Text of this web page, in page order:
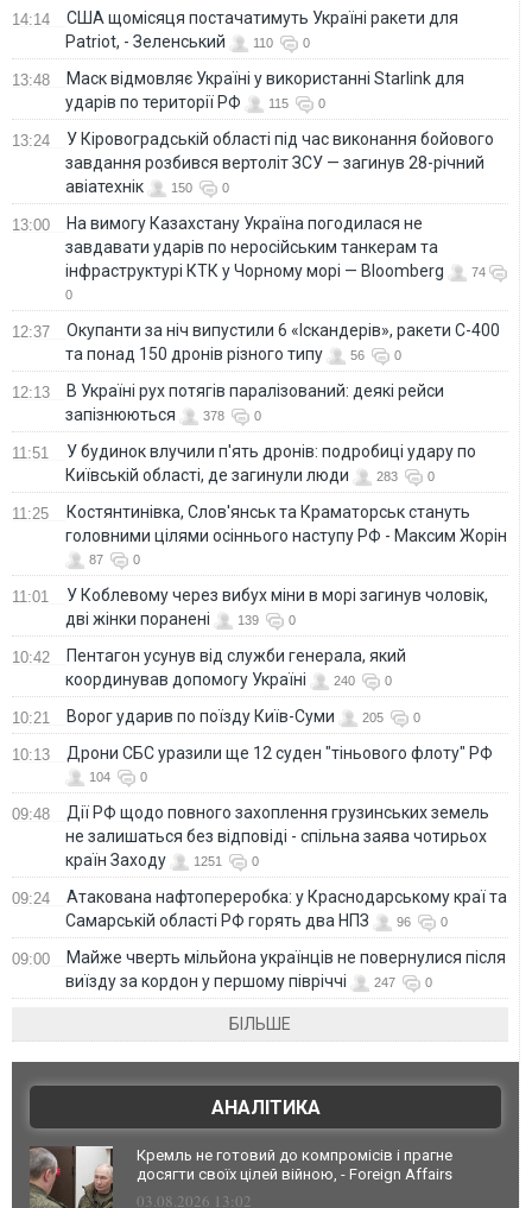
14:14
США щомісяця постачатимуть Україні ракети для
Patriot, - Зеленський
110 0
13:48
Маск відмовляє Україні у використанні Starlink для
ударів по території РФ
115 0
13:24
У Кіровоградській області під час виконання бойового
завдання розбився вертоліт ЗСУ — загинув 28-річний
авіатехнік
150 0
13:00
На вимогу Казахстану Україна погодилася не
завдавати ударів по неросійським танкерам та
інфраструктурі КТК у Чорному морі — Bloomberg
74
0
12:37
Окупанти за ніч випустили 6 «Іскандерів», ракети С-400
та понад 150 дронів різного типу
56 0
12:13
В Україні рух потягів паралізований: деякі рейси
запізнюються
378 0
11:51
У будинок влучили п'ять дронів: подробиці удару по
Київській області, де загинули люди
283 0
11:25
Костянтинівка, Слов'янськ та Краматорськ стануть
головними цілями осіннього наступу РФ - Максим Жорін
87 0
11:01
У Коблевому через вибух міни в морі загинув чоловік,
дві жінки поранені
139 0
10:42
Пентагон усунув від служби генерала, який
координував допомогу Україні
240 0
10:21 Ворог ударив по поїзду Київ-Суми 205 0
10:13 Дрони СБС уразили ще 12 суден "тіньового флоту" РФ
104 0
09:48
Дії РФ щодо повного захоплення грузинських земель
не залишаться без відповіді - спільна заява чотирьох
країн Заходу
1251 0
09:24
Атакована нафтопереробка: у Краснодарському краї та
Самарській області РФ горять два НПЗ
96 0
09:00
Майже чверть мільйона українців не повернулися після
виїзду за кордон у першому півріччі
247 0
БІЛЬШЕ
АНАЛІТИКА
Кремль не готовий до компромісів і прагне
досягти своїх цілей війною, - Foreign Affairs
03.08.2026 13:02